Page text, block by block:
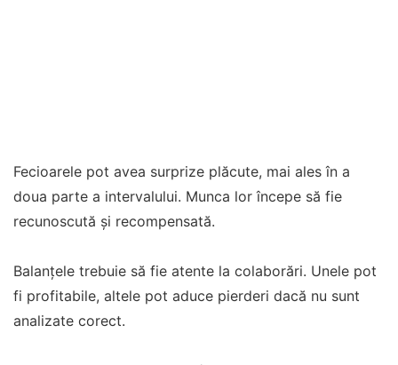
Fecioarele pot avea surprize plăcute, mai ales în a
doua parte a intervalului. Munca lor începe să fie
recunoscută și recompensată.
Balanțele trebuie să fie atente la colaborări. Unele pot
fi profitabile, altele pot aduce pierderi dacă nu sunt
analizate corect.